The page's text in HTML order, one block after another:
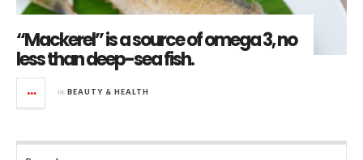
“Mackerel” is a source of omega 3, no
less than deep-sea fish.
in BEAUTY & HEALTH